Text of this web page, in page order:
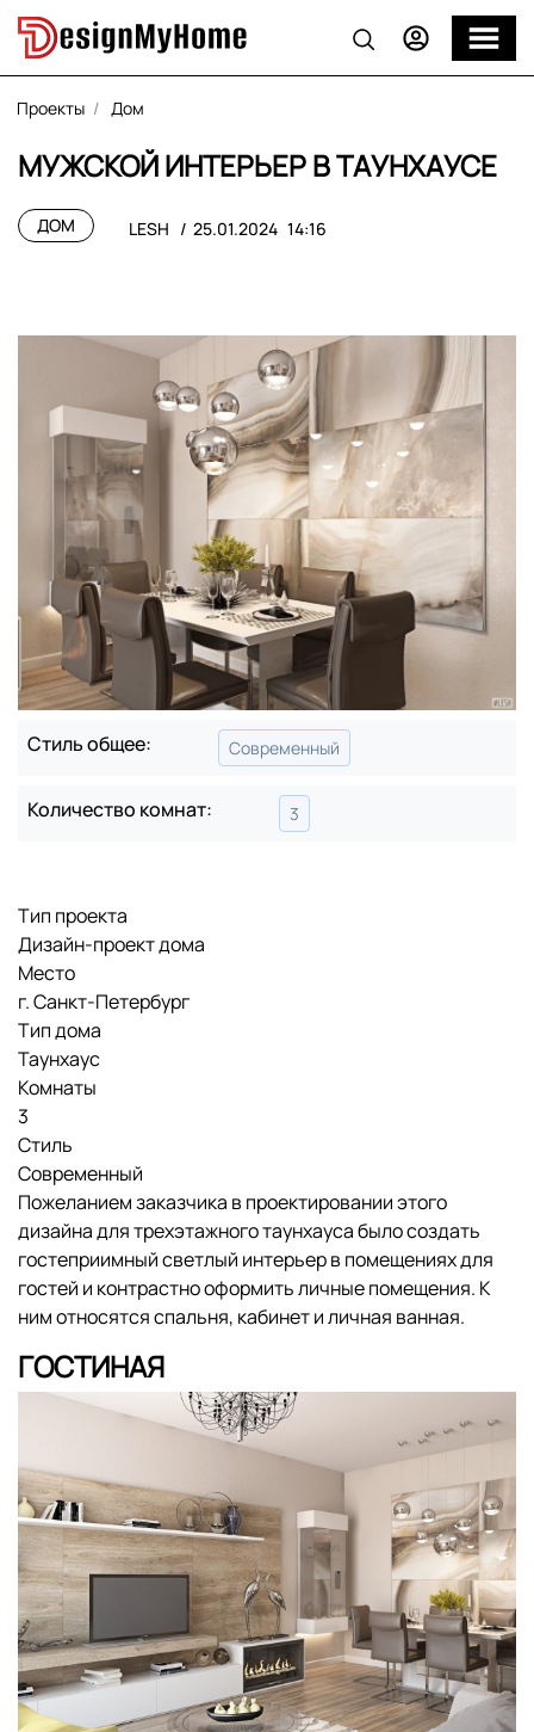
Проекты Дом
МУЖСКОЙ ИНТЕРЬЕР В ТАУНХАУСЕ
ДОМ LESH 25.01.2024 14:16
Стиль общее: Современный
Количество комнат: 3
Тип проекта
Дизайн-проект дома
Место
г. Санкт-Петербург
Тип дома
Таунхаус
Комнаты
3
Стиль
Современный
Пожеланием заказчика в проектировании этого
дизайна для трехэтажного таунхауса было создать
гостеприимный светлый интерьер в помещениях для
гостей и контрастно оформить личные помещения. К
ним относятся спальня, кабинет и личная ванная.
ГОСТИНАЯ